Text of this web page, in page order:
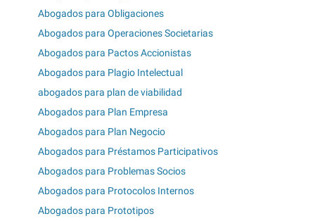
Abogados para Obligaciones
Abogados para Operaciones Societarias
Abogados para Pactos Accionistas
Abogados para Plagio Intelectual
abogados para plan de viabilidad
Abogados para Plan Empresa
Abogados para Plan Negocio
Abogados para Préstamos Participativos
Abogados para Problemas Socios
Abogados para Protocolos Internos
Abogados para Prototipos